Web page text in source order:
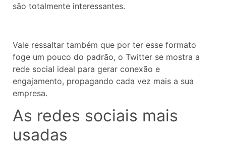
são totalmente interessantes.
Vale ressaltar também que por ter esse formato
foge um pouco do padrão, o Twitter se mostra a
rede social ideal para gerar conexão e
engajamento, propagando cada vez mais a sua
empresa.
As redes sociais mais
usadas